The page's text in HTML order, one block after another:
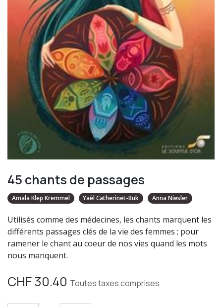
45 chants de passages
Amala Klep Kremmel Yaël Catherinet-Buk Anna Niesler
Utilisés comme des médecines, les chants marquent les
différents passages clés de la vie des femmes ; pour
ramener le chant au coeur de nos vies quand les mots
nous manquent.
CHF30.40 Toutes taxes comprises